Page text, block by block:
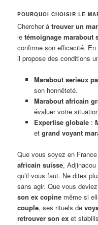
POURQUOI CHOISIR LE
Chercher àtrouver un
letémoignage marabout
confirme son efficacité.
il propose des conditions
Marabout serieux
son honnêteté.
Marabout africain
évaluer votre
Expertise globale:
et grand voyant
Que vous soyez en
africain suisse,
qu’il vous faut. Ne dites
sans agir. Que vous
son ex copine même si
couple, ses rituels de
retrouver son ex et